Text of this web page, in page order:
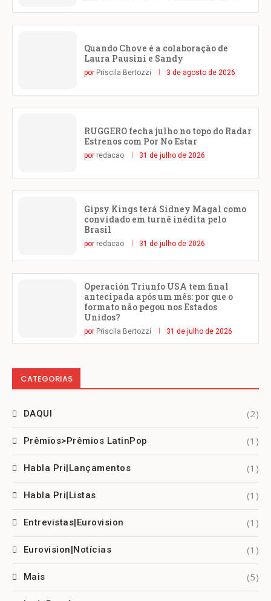
Quando Chove é a colaboração de
Laura Pausini e Sandy
por Priscila Bertozzi 3 de agosto de 2026
RUGGERO fecha julho no topo do Radar
Estrenos com Por No Estar
por redacao 31 de julho de 2026
Gipsy Kings terá Sidney Magal como
convidado em turnê inédita pelo
Brasil
por redacao 31 de julho de 2026
Operación Triunfo USA tem final
antecipada após um mês: por que o
formato não pegou nos Estados
Unidos?
por Priscila Bertozzi 31 de julho de 2026
CATEGORIAS
DAQUI (2)
Prêmios>Prêmios LatinPop (1)
Habla Pri|Lançamentos (1)
Habla Pri|Listas (1)
Entrevistas|Eurovision (1)
Eurovision|Notícias (1)
Mais (5)